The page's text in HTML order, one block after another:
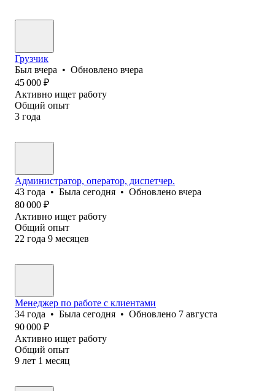
Грузчик
Был вчера • Обновлено вчера
45 000 ₽
Активно ищет работу
Общий опыт
3 года
Администратор, оператор, диспетчер.
43 года • Была сегодня • Обновлено вчера
80 000 ₽
Активно ищет работу
Общий опыт
22 года 9 месяцев
Менеджер по работе с клиентами
34 года • Была сегодня • Обновлено 7 августа
90 000 ₽
Активно ищет работу
Общий опыт
9 лет 1 месяц